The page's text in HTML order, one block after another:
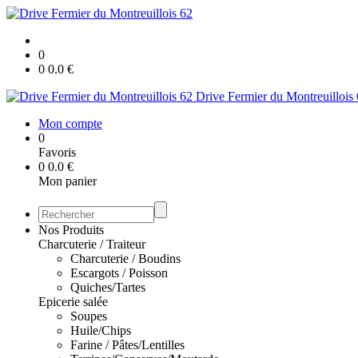
0
0 0.0 €
Drive Fermier du Montreuillois
Mon compte
0
Favoris
0 0.0 €
Mon panier
Nos Produits
Charcuterie / Traiteur
Charcuterie / Boudins
Escargots / Poisson
Quiches/Tartes
Epicerie salée
Soupes
Huile/Chips
Farine / Pâtes/Lentilles